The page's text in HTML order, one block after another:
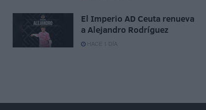
El Imperio AD Ceuta renueva
a Alejandro Rodríguez
HACE 1 DÍA